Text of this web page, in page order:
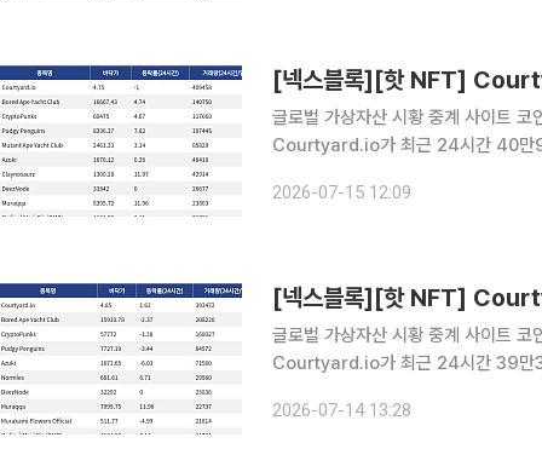
글로벌 가상자산 시황 중계 사이트
Courtyard.io가 최근 24시간 40만
24시간 거래량 14만750달러를 기록
2026-07-15 12:09
글로벌 가상자산 시황 중계 사이트
Courtyard.io가 최근 24시간 39만
24시간 거래량 20만8220달러를 기
2026-07-14 13:28